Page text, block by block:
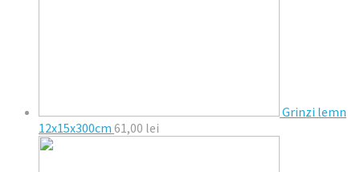
Grinzi lemn
12x15x300cm 61,00 lei